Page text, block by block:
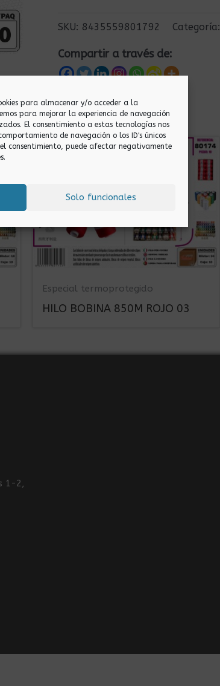
para almacenar y/o acceder a la
para mejorar la experiencia de navegación
El consentimiento a estas tecnologías nos
de navegación o los ID's únicos
consentimiento, puede afectar negativamente
Solo funcionales
SKU: 8435559801792 Categoría:
Compartir a través de:
Especial termoprotegido
HILO BOBINA 850M ROJO 03
1-2,